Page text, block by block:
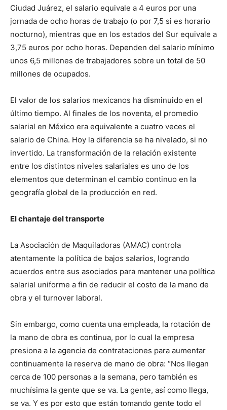
Ciudad Juárez, el salario equivale a 4 euros por una
jornada de ocho horas de trabajo (o por 7,5 si es horario
nocturno), mientras que en los estados del Sur equivale a
3,75 euros por ocho horas. Dependen del salario mínimo
unos 6,5 millones de trabajadores sobre un total de 50
millones de ocupados.
El valor de los salarios mexicanos ha disminuido en el
último tiempo. Al finales de los noventa, el promedio
salarial en México era equivalente a cuatro veces el
salario de China. Hoy la diferencia se ha nivelado, si no
invertido. La transformación de la relación existente
entre los distintos niveles salariales es uno de los
elementos que determinan el cambio continuo en la
geografía global de la producción en red.
El chantaje del transporte
La Asociación de Maquiladoras (AMAC) controla
atentamente la política de bajos salarios, logrando
acuerdos entre sus asociados para mantener una política
salarial uniforme a fin de reducir el costo de la mano de
obra y el turnover laboral.
Sin embargo, como cuenta una empleada, la rotación de
la mano de obra es continua, por lo cual la empresa
presiona a la agencia de contrataciones para aumentar
continuamente la reserva de mano de obra: “Nos llegan
cerca de 100 personas a la semana, pero también es
muchísima la gente que se va. La gente, así como llega,
se va. Y es por esto que están tomando gente todo el